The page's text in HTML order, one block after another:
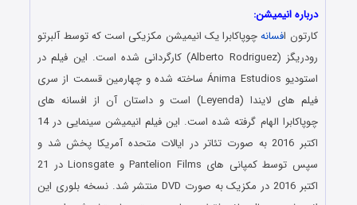
درباره انیمیشن:
کارتون افسانهچوپاکابرا یک انیمیشن مکزیکی است که توسط آلبرتو
رودریگز (Alberto Rodriguez) کارگردانی شده است. این فیلم در
استودیو Ánima Estudios ساخته شده و چهارمین قسمت از سری
فیلم های لایندا
(Leyenda) است و داستان آن از افسانه های
چوپاکابرا الهام گرفته شده است. این فیلم انیمیشن سینمایی در 14
اکتبر 2016 به صورت تئاتر در ایالات متحده آمریکا پخش شد و
سپس توسط کمپانی های Pantelion Films و Lionsgate در 21
اکتبر 2016 در مکزیک به صورت DVD منتشر شد. نسخه بلوری این